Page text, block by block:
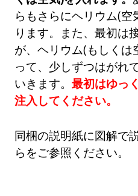
らもさらにヘリウム(
ります。また、最初は
が、ヘリウム(もしく
って、少しずつはがれ
いきます。最初はゆっ
注入してください。
同梱の説明紙に図解で
らをご参照ください。